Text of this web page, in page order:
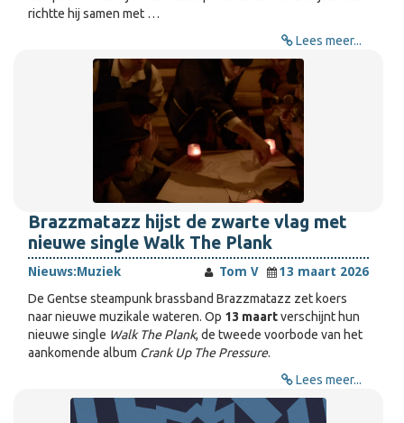
richtte hij samen met …
Lees meer...
Brazzmatazz hijst de zwarte vlag met
nieuwe single Walk The Plank
Nieuws:Muziek Tom V
13 maart 2026
De Gentse steampunk brassband Brazzmatazz zet koers
naar nieuwe muzikale wateren. Op 13 maartverschijnt hun
nieuwe single Walk The Plank, de tweede voorbode van het
aankomende album Crank Up The Pressure.
Lees meer...